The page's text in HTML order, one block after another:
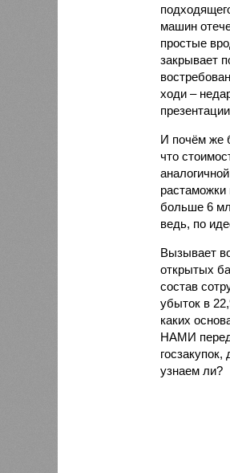
машин
простые
закрывает
ходи –
И почём же
что
растаможки
больше 6
ведь, по
Вызывает
открытых
состав
убыток в
каких
НАМИ
узнаем ли?